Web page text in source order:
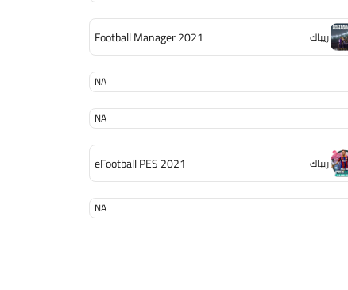
Football Manager 2021 ريباك
NA
NA
eFootball PES 2021 ريباك
NA